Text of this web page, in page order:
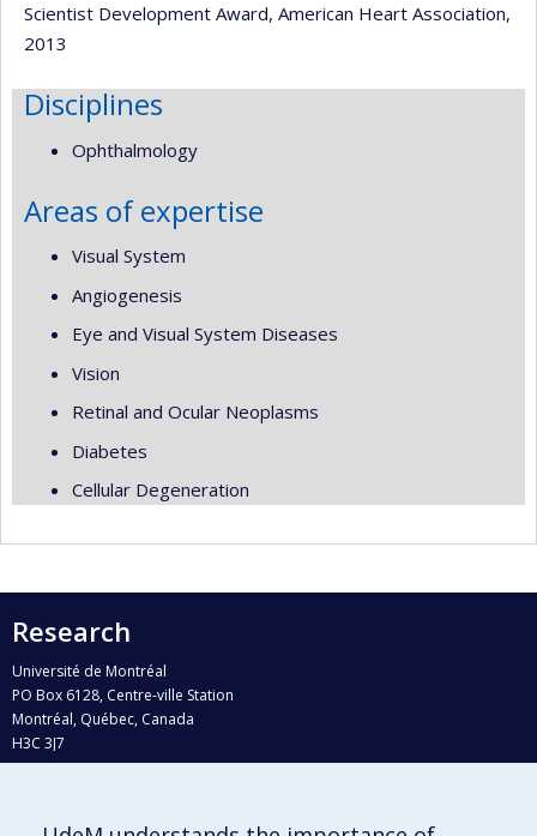
Scientist Development Award, American Heart Association,
2013
Disciplines
Ophthalmology
Areas of expertise
Visual System
Angiogenesis
Eye and Visual System Diseases
Vision
Retinal and Ocular Neoplasms
Diabetes
Cellular Degeneration
Research
Université de Montréal
PO Box 6128, Centre-ville Station
Montréal, Québec, Canada
H3C 3J7